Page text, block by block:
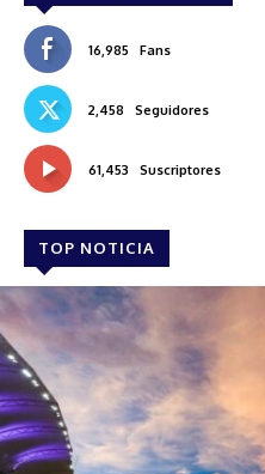
16,985 Fans
2,458 Seguidores
61,453 Suscriptores
TOP NOTICIA